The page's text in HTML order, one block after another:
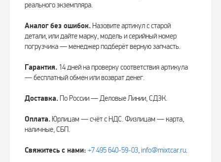
реального экземпляра.
Аналог без ошибок.Назовите артикул с старой
детали, или дайте марку, модель и серийный номер
погрузчика — менеджер подберёт верную запчасть.
Гарантия. 14 дней на проверку соответствия артикула
— бесплатный обмен или возврат денег.
Доставка.По России — Деловые Линии, СДЭК.
Оплата. Юрлицам — счёт с НДС. Физлицам — карта,
наличные, СБП.
Свяжитесь с нами: +7 495 640‑59‑03, info@mixtcar.ru.